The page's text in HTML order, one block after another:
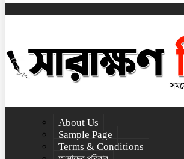
About Us
Sample Page
Terms & Conditions